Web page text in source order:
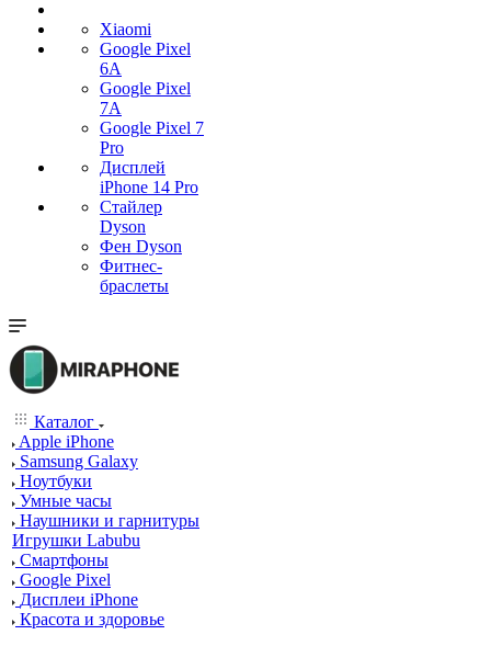
Xiaomi
Google Pixel
6A
Google Pixel
7А
Google Pixel 7
Pro
Дисплей
iPhone 14 Pro
Стайлер
Dyson
Фен Dyson
Фитнес-
браслеты
Каталог
Apple iPhone
Samsung Galaxy
Ноутбуки
Умные часы
Наушники и гарнитуры
Игрушки Labubu
Смартфоны
Google Pixel
Дисплеи iPhone
Красота и здоровье